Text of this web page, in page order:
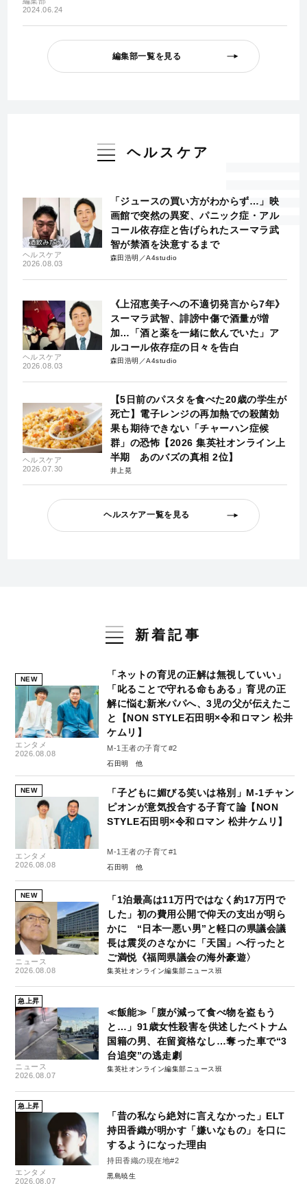
2024.06.24
編集部一覧を見る
ヘルスケア
ヘルスケア
2026.08.03
「ジュースの買い方がわからず…」映
画館で突然の異変、パニック症・アル
コール依存症と告げられたスーマラ武
智が禁酒を決意するまで
森田浩明／A4studio
ヘルスケア
2026.08.03
《上沼恵美子への不適切発言から7年》
スーマラ武智、誹謗中傷で酒量が増
加…「酒と薬を一緒に飲んでいた」ア
ルコール依存症の日々を告白
森田浩明／A4studio
ヘルスケア
2026.07.30
【5日前のパスタを食べた20歳の学生が
死亡】電子レンジの再加熱での殺菌効
果も期待できない「チャーハン症候
群」の恐怖【2026 集英社オンライン上
半期 あのバズの真相 2位】
井上晃
ヘルスケア一覧を見る
新着記事
NEW
エンタメ
2026.08.08
「ネットの育児の正解は無視していい」
「叱ることで守れる命もある」育児の正
解に悩む新米パパへ、3児の父が伝えたこ
と【NON STYLE石田明×令和ロマン 松井
ケムリ】
M-1王者の子育て#2
石田明
NEW
エンタメ
2026.08.08
「子どもに媚びる笑いは格別」M-1チャン
ピオンが意気投合する子育て論【NON
STYLE石田明×令和ロマン 松井ケムリ】
M-1王者の子育て#1
石田明
NEW
ニュース
2026.08.08
「1泊最高は11万円ではなく約17万円で
した」初の費用公開で仰天の支出が明ら
かに “日本一悪い男”と軽口の県議会議
長は震災のさなかに「天国」へ行ったと
ご満悦《福岡県議会の海外豪遊〉
集英社オンライン編集部ニュース班
急上昇
ニュース
2026.08.07
≪飯能≫「腹が減って食べ物を盗もう
と…」91歳女性殺害を供述したベトナム
国籍の男、在留資格なし…奪った車で“3
台追突”の逃走劇
集英社オンライン編集部ニュース班
急上昇
エンタメ
2026.08.07
「昔の私なら絶対に言えなかった」ELT
持田香織が明かす「嫌いなもの」を口に
するようになった理由
持田香織の現在地#2
黒島暁生